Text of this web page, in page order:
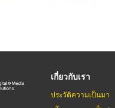
เกี่ยวกับเรา
ประวัติความเป็นมา